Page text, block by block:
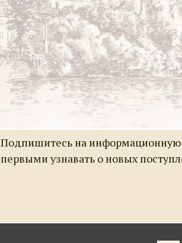
Подпишитесь на информационную
первыми узнавать о новых